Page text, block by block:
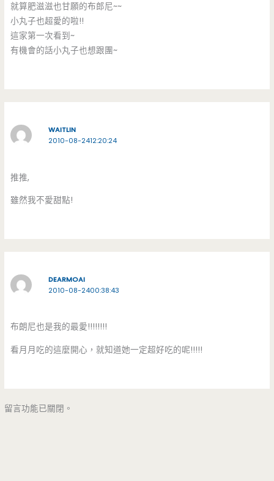
就算肥滋滋也甘願的布郎尼~~
小丸子也超愛的啦!!
這家第一次看到~
有機會的話小丸子也想跟團~
WAITLIN
2010-08-2412:20:24
推推,
雖然我不愛甜點!
DEARMOAI
2010-08-2400:38:43
布朗尼也是我的最愛!!!!!!!!
看月月吃的這麼開心，就知道她一定超好吃的呢!!!!!
留言功能已關閉。